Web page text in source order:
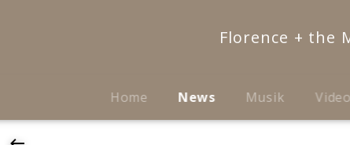
Florence + the
Home News Musik